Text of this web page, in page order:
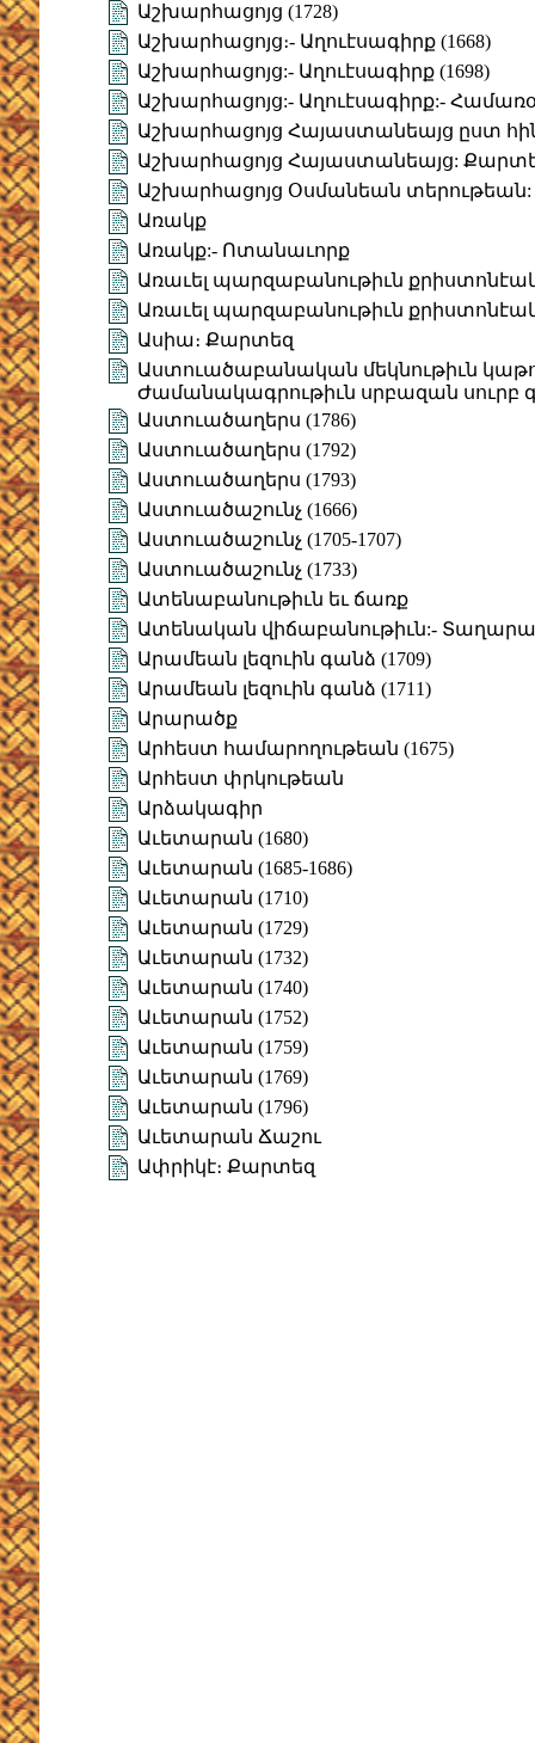
Աշխարհացոյց (1728)
Աշխարհացոյց։- Աղուէսագիրք (1668)
Աշխարհացոյց:- Աղուէսագիրք (1698)
Աշխարհացոյց:- Աղուէսագիրք:-
Աշխարհացոյց Հայաստանեայց ըստ
Աշխարհացոյց Հայաստանեայց:
Աշխարհացոյց Օսմանեան
Առակք
Առակք:- Ոտանաւորք
Առաւել պարզաբանութիւն
Առաւել պարզաբանութիւն
Ասիա։ Քարտեզ
Աստուածաբանական մեկնութիւն
Ժամանակագրութիւն սրբազան սուրբ
Աստուածաղերս (1786)
Աստուածաղերս (1792)
Աստուածաղերս (1793)
Աստուածաշունչ (1666)
Աստուածաշունչ (1705-1707)
Աստուածաշունչ (1733)
Ատենաբանութիւն եւ ճառք
Ատենական վիճաբանութիւն:-
Արամեան լեզուին գանձ (1709)
Արամեան լեզուին գանձ (1711)
Արարածք
Արհեստ համարողութեան (1675)
Արհեստ փրկութեան
Արձակագիր
Աւետարան (1680)
Աւետարան (1685-1686)
Աւետարան (1710)
Աւետարան (1729)
Աւետարան (1732)
Աւետարան (1740)
Աւետարան (1752)
Աւետարան (1759)
Աւետարան (1769)
Աւետարան (1796)
Աւետարան Ճաշու
Ափրիկէ։ Քարտեզ